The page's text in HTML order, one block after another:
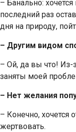
– Банально:
последний раз
дня на природу,
– Другим видом
– Ой, да вы что! Из-
заняты моей
– Нет желания
– Конечно, хочется
жертвовать.